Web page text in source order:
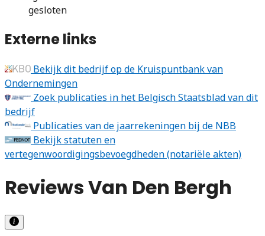
gesloten
Externe links
Bekijk dit bedrijf op de Kruispuntbank van
Ondernemingen
Zoek publicaties in het Belgisch Staatsblad van dit
bedrijf
Publicaties van de jaarrekeningen bij de NBB
Bekijk statuten en
vertegenwoordigingsbevoegdheden (notariële akten)
Reviews Van Den Bergh